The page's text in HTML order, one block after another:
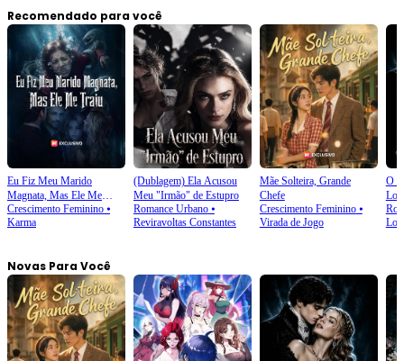
Recomendado para você
Eu Fiz Meu Marido
Magnata, Mas Ele Me
Traiu
Crescimento Feminino ⦁
Karma
(Dublagem) Ela Acusou
Meu "Irmão" de Estupro
Romance Urbano⦁
Reviravoltas Constantes
Mãe Solteira, Grande
Chefe
Crescimento Feminino⦁
Virada de Jogo
O
Novas Para Você